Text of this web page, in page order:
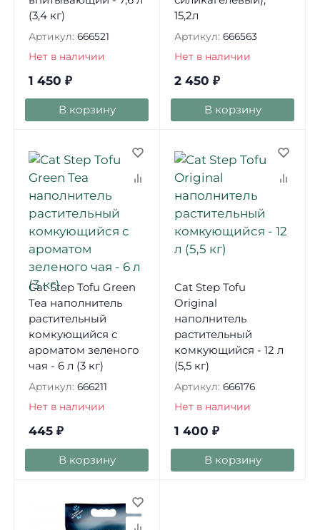
(3,4 кг)
Артикул: 666521
Нет в наличии
1 450 ₽
В корзину
15,2л
Артикул: 666563
Нет в наличии
2 450 ₽
В корзину
Cat Step Tofu Green
Tea наполнитель
растительный
комкующийся с
ароматом зеленого
чая - 6 л (3 кг)
Артикул: 666211
Нет в наличии
445 ₽
В корзину
Cat Step Tofu
Original
наполнитель
растительный
комкующийся - 12 л
(5,5 кг)
Артикул: 666176
Нет в наличии
1 400 ₽
В корзину